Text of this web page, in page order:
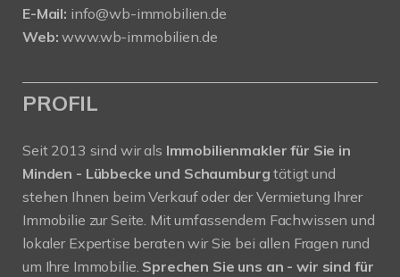
E-Mail: info@wb-immobilien.de
Web: www.wb-immobilien.de
PROFIL
Seit 2013 sind wir als Immobilienmakler für Sie in
Minden - Lübbecke und Schaumburgtätigt und
stehen Ihnen beim Verkauf oder der Vermietung Ihrer
Immobilie zur Seite. Mit umfassendem Fachwissen und
lokaler Expertise beraten wir Sie bei allen Fragen rund
um Ihre Immobilie. Sprechen Sie uns an - wir sind für